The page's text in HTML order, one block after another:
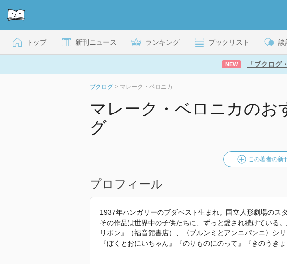
トップ 新刊ニュース ランキング ブックリスト 談
NEW 「ブクログ
ブクログ > マレーク・ベロニカ
マレーク・ベロニカのお
グ
この著者の新
プロフィール
1937年ハンガリーのブダペスト生まれ。国立人形劇場のス
その作品は世界中の子供たちに、ずっと愛され続けている
リボン』（福音館書店）、〈ブルンミとアンニパンニ〉シ
『ぼくとおにいちゃん』『のりものにのって』『きのうき